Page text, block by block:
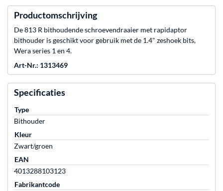
Productomschrijving
De 813 R bithoudende schroevendraaier met rapidaptor
bithouder is geschikt voor gebruik met de 1.4" zeshoek bits,
Wera series 1 en 4.
Art-Nr.: 1313469
Specificaties
Type
Bithouder
Kleur
Zwart/groen
EAN
4013288103123
Fabrikantcode